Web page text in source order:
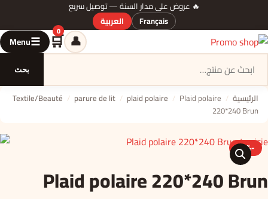
🔥 عروض على مدار السنة — توصيل سريع
Français
العربية
بحث
👤
🛒
السلة
0
☰
Menu
الرئيسية /
Textile/Beauté / parure de lit / plaid polaire / Plaid polaire
220*240 Brun
-20%
🔍
Plaid polaire 220*240 Brun